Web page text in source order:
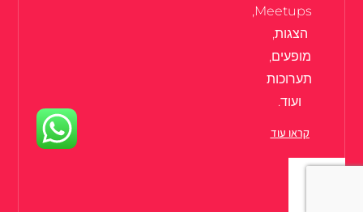
Meetups,
הצגות,
מופעים,
תערוכות
ועוד.
קראו עוד